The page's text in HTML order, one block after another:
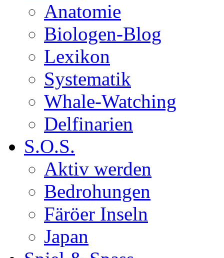
Anatomie
Biologen-Blog
Lexikon
Systematik
Whale-Watching
Delfinarien
S.O.S.
Aktiv werden
Bedrohungen
Färöer Inseln
Japan